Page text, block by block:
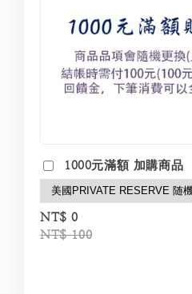
1000元滿額 加購商品
NT$ 0
NT$ 100